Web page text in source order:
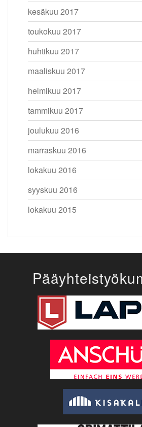
kesäkuu 2017
toukokuu 2017
huhtikuu 2017
maaliskuu 2017
helmikuu 2017
tammikuu 2017
joulukuu 2016
marraskuu 2016
lokakuu 2016
syyskuu 2016
lokakuu 2015